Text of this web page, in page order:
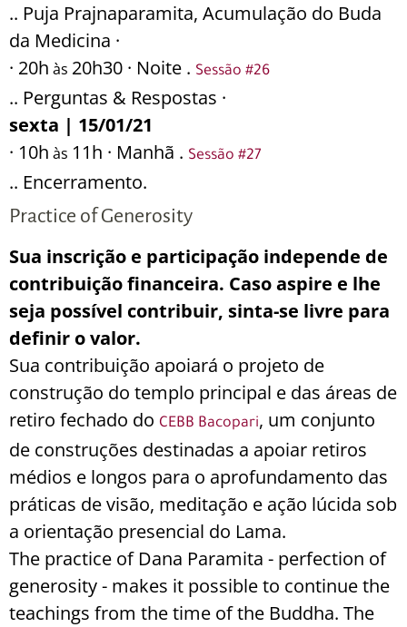
.. Puja Prajnaparamita, Acumulação do Buda
da Medicina ·
· 20h às 20h30 · Noite . Sessão #26
.. Perguntas & Respostas ·
sexta | 15/01/21
· 10h às 11h · Manhã . Sessão #27
.. Encerramento.
Practice of Generosity
Sua inscrição e participação independe de
contribuição financeira. Caso aspire e lhe
seja possível contribuir, sinta-se livre para
definir o valor.
Sua contribuição apoiará o projeto de
construção do templo principal e das áreas de
retiro fechado do CEBB Bacopari, um conjunto
de construções destinadas a apoiar retiros
médios e longos para o aprofundamento das
práticas de visão, meditação e ação lúcida sob
a orientação presencial do Lama.
The practice of Dana Paramita - perfection of
generosity - makes it possible to continue the
teachings from the time of the Buddha. The